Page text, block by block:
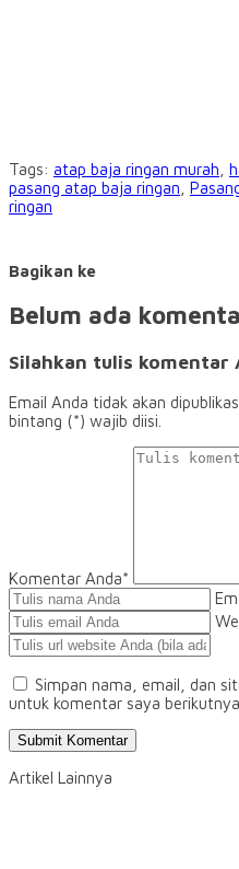
Tags: atap baja ringan murah
pasang atap baja ringan
ringan
Bagikan ke
Belum ada
Silahkan tulis komentar
Email Anda tidak akan
bintang (*) wajib diisi.
Komentar Anda*
Simpan nama, email, dan
untuk komentar saya berikutnya.
Artikel Lainnya